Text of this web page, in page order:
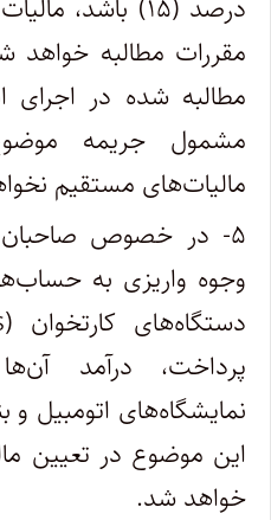
درصد (۱۵) باشد،
مقررات مطالبه خواهد
مطالبه شده در اجرای
مالیات‌های مستقیم
۵- در خصوص
وجوه واریزی به
پرداخت، درآمد
نمایشگاه‌های اتومبیل و
این موضوع در تعیین
خواهد شد.